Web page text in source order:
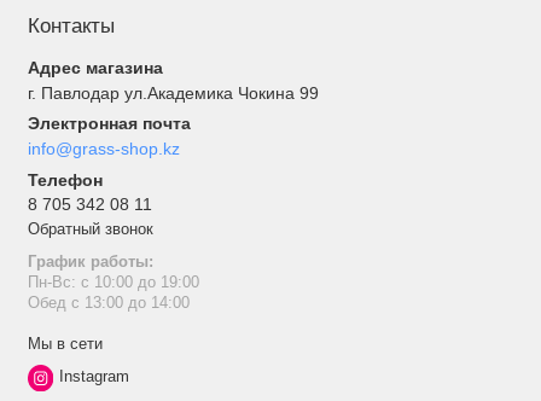
Контакты
Адрес магазина
г. Павлодар ул.Академика Чокина 99
Электронная почта
info@grass-shop.kz
Телефон
8 705 342 08 11
Обратный звонок
График работы:
Пн-Вс: с 10:00 до 19:00
Обед с 13:00 до 14:00
Мы в сети
Instagram